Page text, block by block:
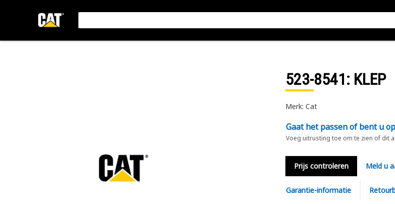
523-8541: KLEP
Merk: Cat
Gaat het passen of bent u
Voeg uitrusting toe om te zien of dit
Prijs controleren Meld u
Garantie-informatie